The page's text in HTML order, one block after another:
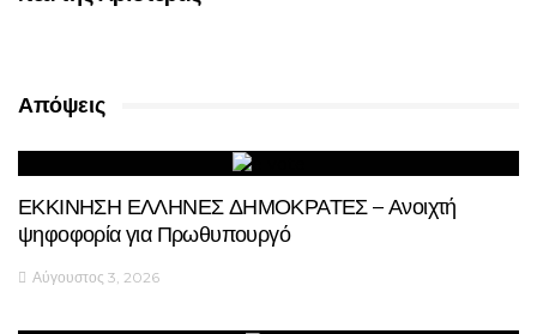
Απόψεις
ΕΚΚΙΝΗΣΗ ΕΛΛΗΝΕΣ ΔΗΜΟΚΡΑΤΕΣ – Ανοιχτή
ψηφοφορία για Πρωθυπουργό
Αύγουστος 3, 2026